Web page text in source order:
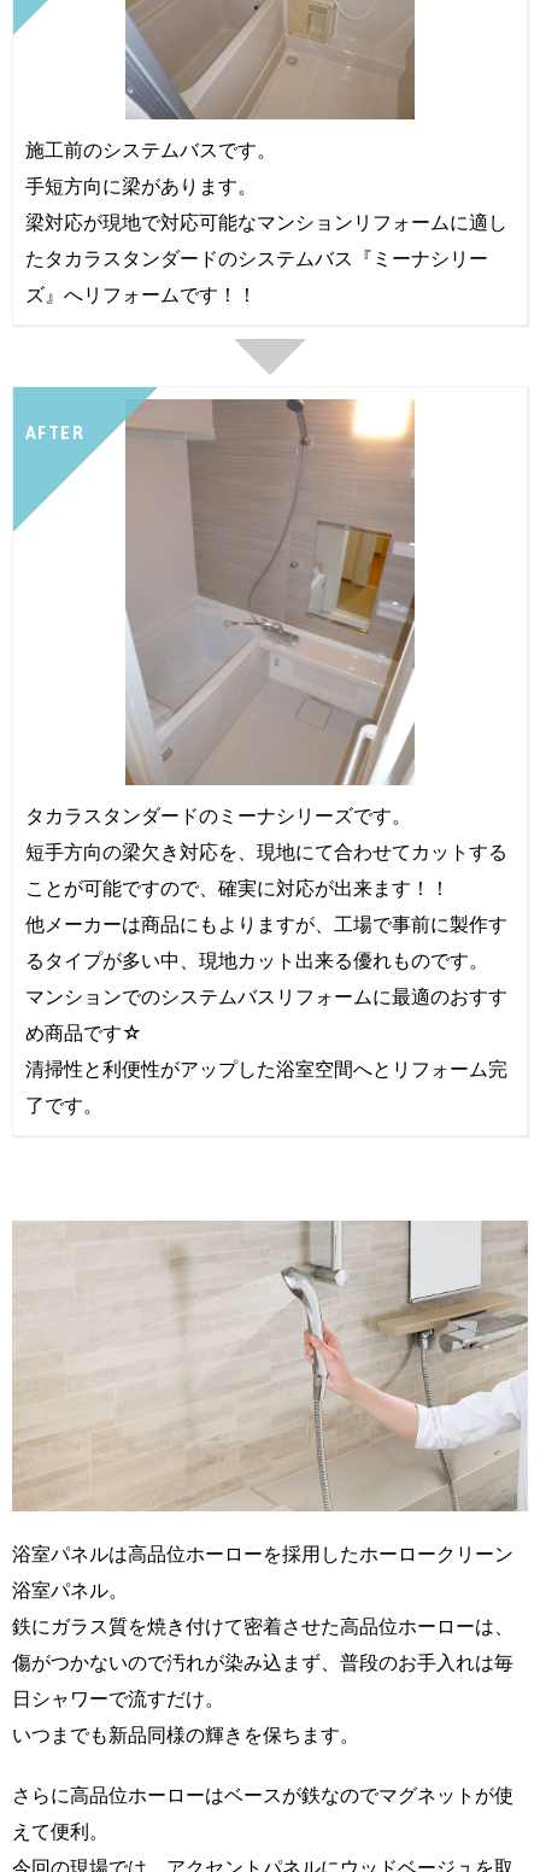
施工前のシステムバスです。
手短方向に梁があります。
梁対応が現地で対応可能なマンションリフォームに適し
たタカラスタンダードのシステムバス『ミーナシリー
ズ』へリフォームです！！
AFTER
タカラスタンダードのミーナシリーズです。
短手方向の梁欠き対応を、現地にて合わせてカットする
ことが可能ですので、確実に対応が出来ます！！
他メーカーは商品にもよりますが、工場で事前に製作す
るタイプが多い中、現地カット出来る優れものです。
マンションでのシステムバスリフォームに最適のおすす
め商品です☆
清掃性と利便性がアップした浴室空間へとリフォーム完
了です。
浴室パネルは高品位ホーローを採用したホーロークリーン
浴室パネル。
鉄にガラス質を焼き付けて密着させた高品位ホーローは、
傷がつかないので汚れが染み込まず、普段のお手入れは毎
日シャワーで流すだけ。
いつまでも新品同様の輝きを保ちます。
さらに高品位ホーローはベースが鉄なのでマグネットが使
えて便利。